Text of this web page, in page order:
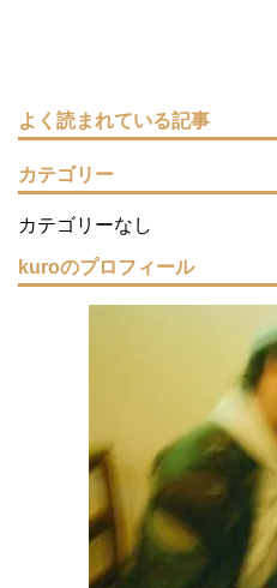
よく読まれている記事
カテゴリー
カテゴリーなし
kuroのプロフィール